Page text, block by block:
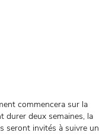
commencera sur la
durer deux semaines, la
seront invités à suivre un